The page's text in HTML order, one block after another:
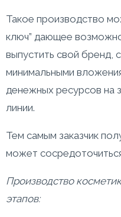
Такое производство
ключ” дающее
выпустить свой бренд,
минимальными
денежных ресурсов на
линии.
Тем самым заказчик
может
Производство
этапов: